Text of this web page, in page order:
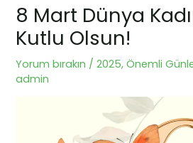
8 Mart Dünya
Kutlu Olsun!
Yorum bırakın /2025,Önemli
admin